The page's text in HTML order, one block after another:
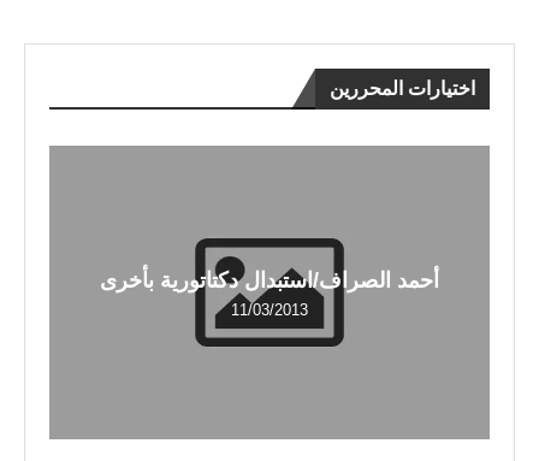
اختيارات المحررين
أحمد الصراف/استبدال دكتاتورية بأخرى
11/03/2013